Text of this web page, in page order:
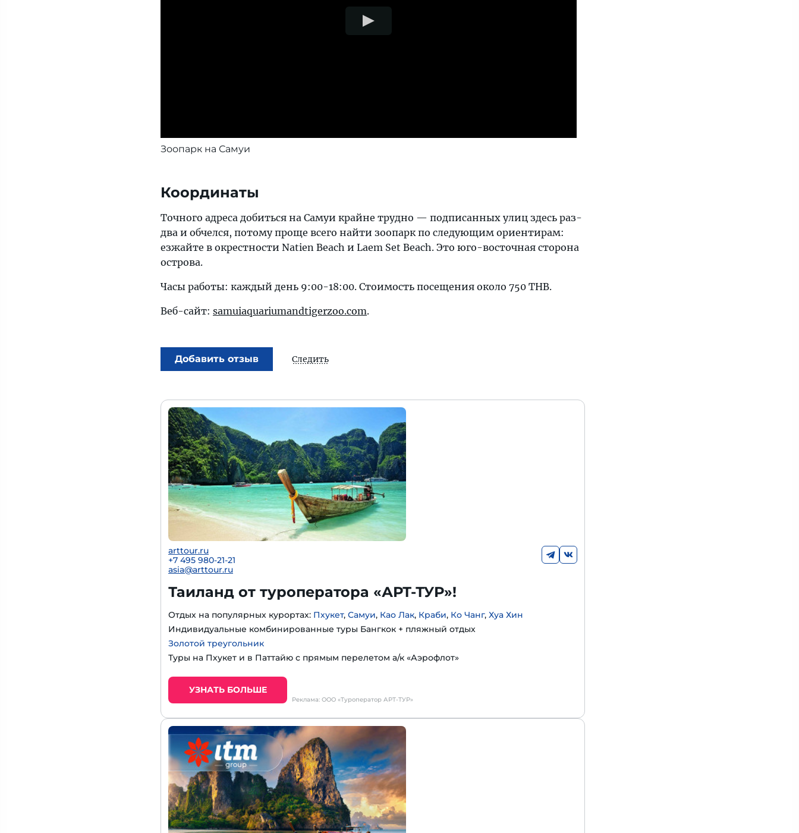
Зоопарк на Самуи
Координаты
Точного адреса добиться на Самуи крайне трудно — подписанных улиц здесь раз-
два и обчелся, потому проще всего найти зоопарк по следующим ориентирам:
езжайте в окрестности Natien Beach и Laem Set Beach. Это юго-восточная сторона
острова.
Часы работы: каждый день 9:00-18:00. Стоимость посещения около 750 THB.
Веб-сайт: samuiaquariumandtigerzoo.com.
Добавить отзыв Следить
arttour.ru
+7 495 980-21-21
asia@arttour.ru
Таиланд от туроператора «АРТ-ТУР»!
Отдых на популярных курортах: Пхукет, Самуи, Као Лак, Краби, Ко Чанг, Хуа Хин
Индивидуальные комбинированные туры Бангкок + пляжный отдых
Золотой треугольник
Туры на Пхукет и в Паттайю с прямым перелетом а/к «Аэрофлот»
УЗНАТЬ БОЛЬШЕ
Реклама: ООО «Туроператор АРТ-ТУР»